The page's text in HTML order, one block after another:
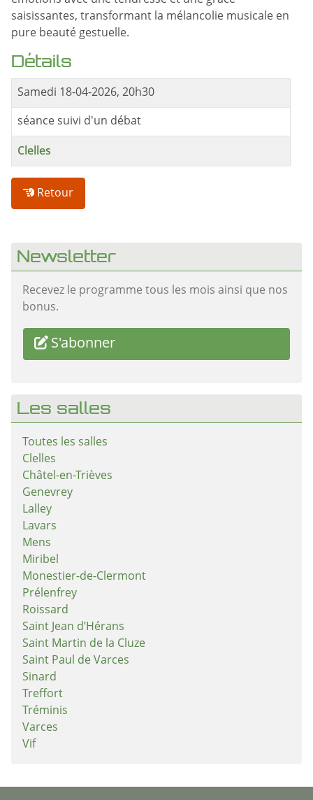
saisissantes, transformant la mélancolie musicale en
pure beauté gestuelle.
Détails
Samedi 18-04-2026, 20h30
séance suivi d'un débat
Clelles
Retour
Newsletter
Recevez le programme tous les mois ainsi que nos
bonus.
S'abonner
Les salles
Toutes les salles
Clelles
Châtel-en-Trièves
Genevrey
Lalley
Lavars
Mens
Miribel
Monestier-de-Clermont
Prélenfrey
Roissard
Saint Jean d’Hérans
Saint Martin de la Cluze
Saint Paul de Varces
Sinard
Treffort
Tréminis
Varces
Vif